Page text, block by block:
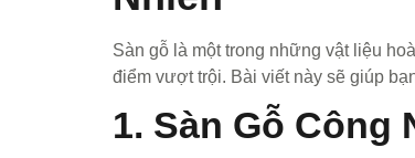
Sàn gỗ là một trong những vật liệu
điểm vượt trội. Bài viết này sẽ giúp
1. Sàn Gỗ Công